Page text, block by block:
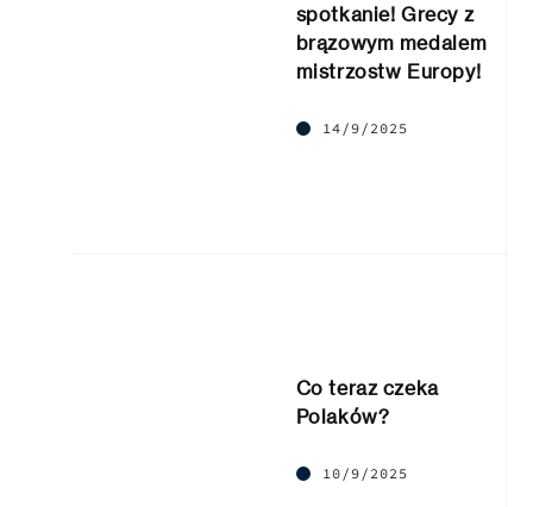
spotkanie! Grecy z
brązowym medalem
mistrzostw Europy!
14/9/2025
Co teraz czeka
Polaków?
10/9/2025